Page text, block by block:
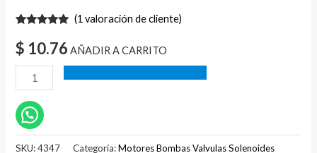
con 5.00de
5 en base
avaloración
de un
cliente
(1valoración de cliente)
$ 10.76 AÑADIR A CARRITO
SKU:4347 Categoría:Motores Bombas Valvulas Solenoides